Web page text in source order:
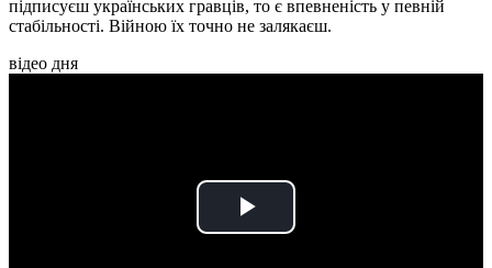
підписуєш українських гравців, то є впевненість у певній
стабільності. Війною їх точно не залякаєш.
відео дня
Play